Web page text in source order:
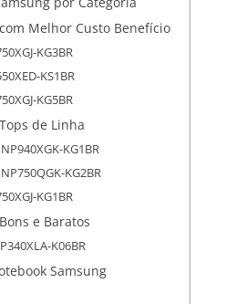
Melhor Custo Benefício
KG3BR
KS1BR
KG5BR
de Linha
KG1BR
KG2BR
KG1BR
e Baratos
K06BR
Samsung